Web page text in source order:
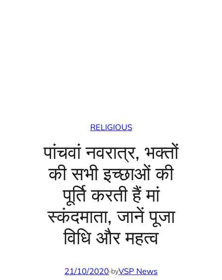
RELIGIOUS
पांचवां नवरात्र, भक्तों
की सभी इच्छाओं की
पूर्ति करती हैं मां
स्‍कंदमाता, जानें पूजा
व‍िध‍ि और महत्‍व
21/10/2020·byVSP News